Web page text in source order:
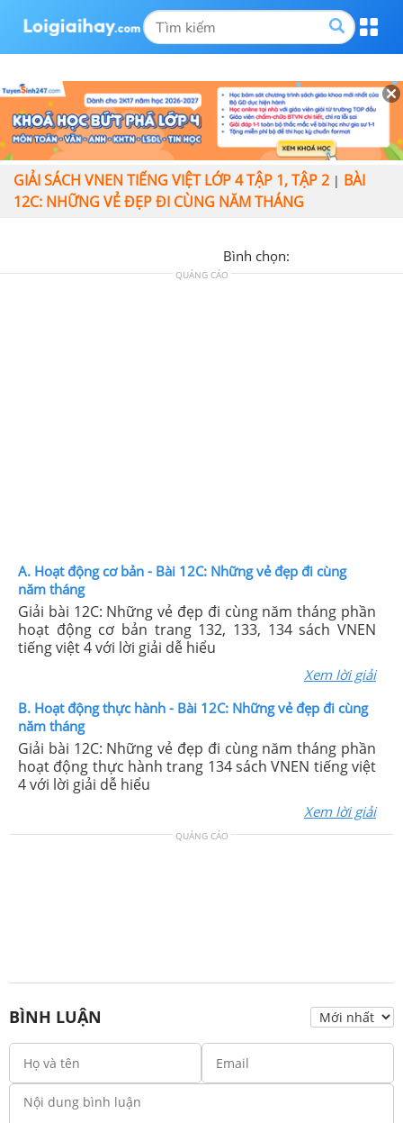
GIẢI SÁCH VNEN TIẾNG VIỆT LỚP 4 TẬP 1, TẬP 2 | BÀI
12C: NHỮNG VẺ ĐẸP ĐI CÙNG NĂM THÁNG
Bình chọn:
QUẢNG CÁO
A. Hoạt động cơ bản - Bài 12C: Những vẻ đẹp đi cùng
năm tháng
Giải bài 12C: Những vẻ đẹp đi cùng năm tháng phần
hoạt động cơ bản trang 132, 133, 134 sách VNEN
tiếng việt 4 với lời giải dễ hiểu
Xem lời giải
B. Hoạt động thực hành - Bài 12C: Những vẻ đẹp đi cùng
năm tháng
Giải bài 12C: Những vẻ đẹp đi cùng năm tháng phần
hoạt động thực hành trang 134 sách VNEN tiếng việt
4 với lời giải dễ hiểu
Xem lời giải
QUẢNG CÁO
BÌNH LUẬN